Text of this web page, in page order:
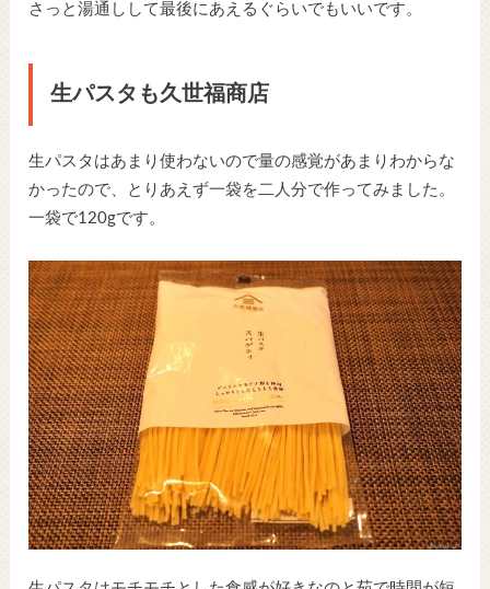
さっと湯通しして最後にあえるぐらいでもいいです。
生パスタも久世福商店
生パスタはあまり使わないので量の感覚があまりわからな
かったので、とりあえず一袋を二人分で作ってみました。
一袋で120gです。